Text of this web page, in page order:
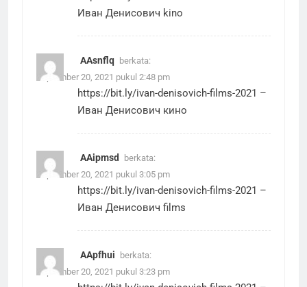
Иван Денисович kino
AAsnflq
berkata:
September 20, 2021 pukul 2:48 pm
https://bit.ly/ivan-denisovich-films-2021 –
Иван Денисович кино
AAipmsd
berkata:
September 20, 2021 pukul 3:05 pm
https://bit.ly/ivan-denisovich-films-2021 –
Иван Денисович films
AApfhui
berkata:
September 20, 2021 pukul 3:23 pm